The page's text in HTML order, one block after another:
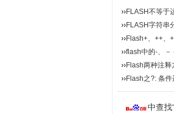
››FLASH不等于
››FLASH字符串
››Flash+、++、
››flash中的-、－
››Flash两种注释
››Flash之?: 条
中查找